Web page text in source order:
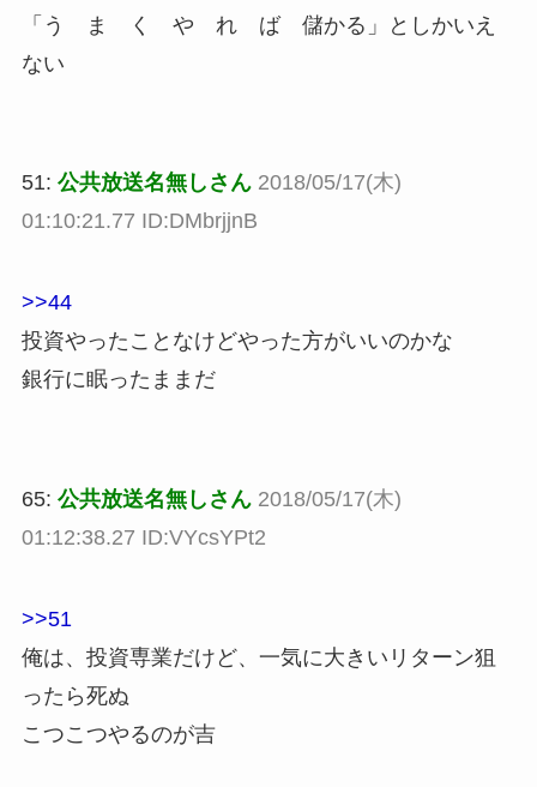
「う ま く や れ ば 儲かる」としかいえ
ない
51: 公共放送名無しさん 2018/05/17(木)
01:10:21.77 ID:DMbrjjnB
>>44
投資やったことなけどやった方がいいのかな
銀行に眠ったままだ
65: 公共放送名無しさん 2018/05/17(木)
01:12:38.27 ID:VYcsYPt2
>>51
俺は、投資専業だけど、一気に大きいリターン狙
ったら死ぬ
こつこつやるのが吉